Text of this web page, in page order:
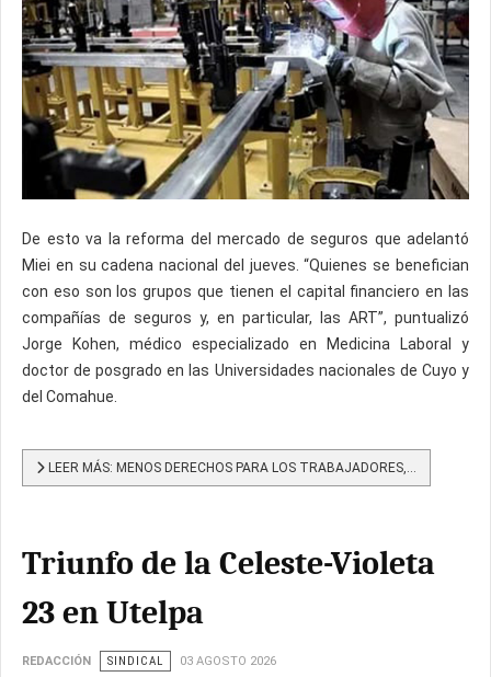
De esto va la reforma del mercado de seguros que adelantó
Miei en su cadena nacional del jueves. “Quienes se benefician
con eso son los grupos que tienen el capital financiero en las
compañías de seguros y, en particular, las ART”, puntualizó
Jorge Kohen, médico especializado en Medicina Laboral y
doctor de posgrado en las Universidades nacionales de Cuyo y
del Comahue.
LEER MÁS: MENOS DERECHOS PARA LOS TRABAJADORES,...
Triunfo de la Celeste-Violeta
23 en Utelpa
REDACCIÓN SINDICAL 03 AGOSTO 2026